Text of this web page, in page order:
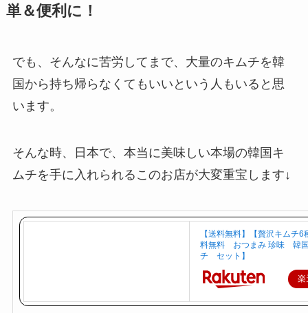
単＆便利に！
でも、そんなに苦労してまで、大量のキムチを韓
国から持ち帰らなくてもいいという人もいると思
います。
そんな時、日本で、本当に美味しい本場の韓国キ
ムチを手に入れられるこのお店が大変重宝します↓
【送料無料】【贅沢キムチ
料無料 おつまみ 珍味 韓
チ セット】
楽